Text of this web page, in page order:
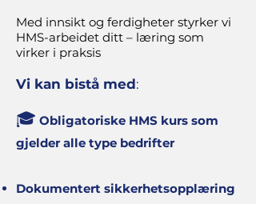
Med innsikt og ferdigheter styrker vi
HMS-arbeidet ditt – læring som
virker i praksis
Vi kan bistå med:
🎓 Obligatoriske HMS kurs som
gjelder alle type bedrifter
Dokumentert sikkerhetsopplæring